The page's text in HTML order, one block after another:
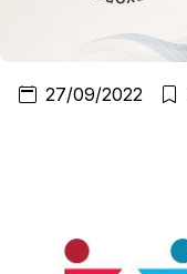
27/09/2022